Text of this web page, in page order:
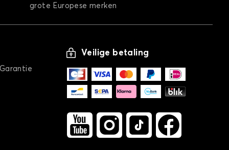
Autohoes voor MAZDA MX3
RX-8
grote Europese merken
Veilige betaling